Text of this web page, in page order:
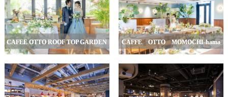
CAFEE OTTO ROOF TOP GARDEN CAFFE OTTO MOMOCHI-hama